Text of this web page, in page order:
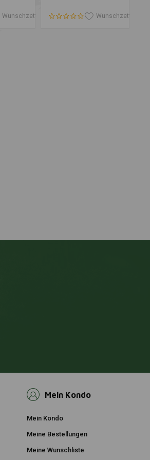
Wunschzettel Wunschzettel Wunschzettel
Mein Kondo
Mein Kondo
Meine Bestellungen
Meine Wunschliste